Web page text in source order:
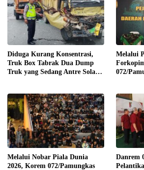
LUAR
Diduga Kurang Konsentrasi,
Truk Box Tabrak Dua Dump
Truk yang Sedang Antre Solar
Melalui
072/
Melalui Nobar Piala Dunia
2026, Korem 072/Pamungkas
Danrem